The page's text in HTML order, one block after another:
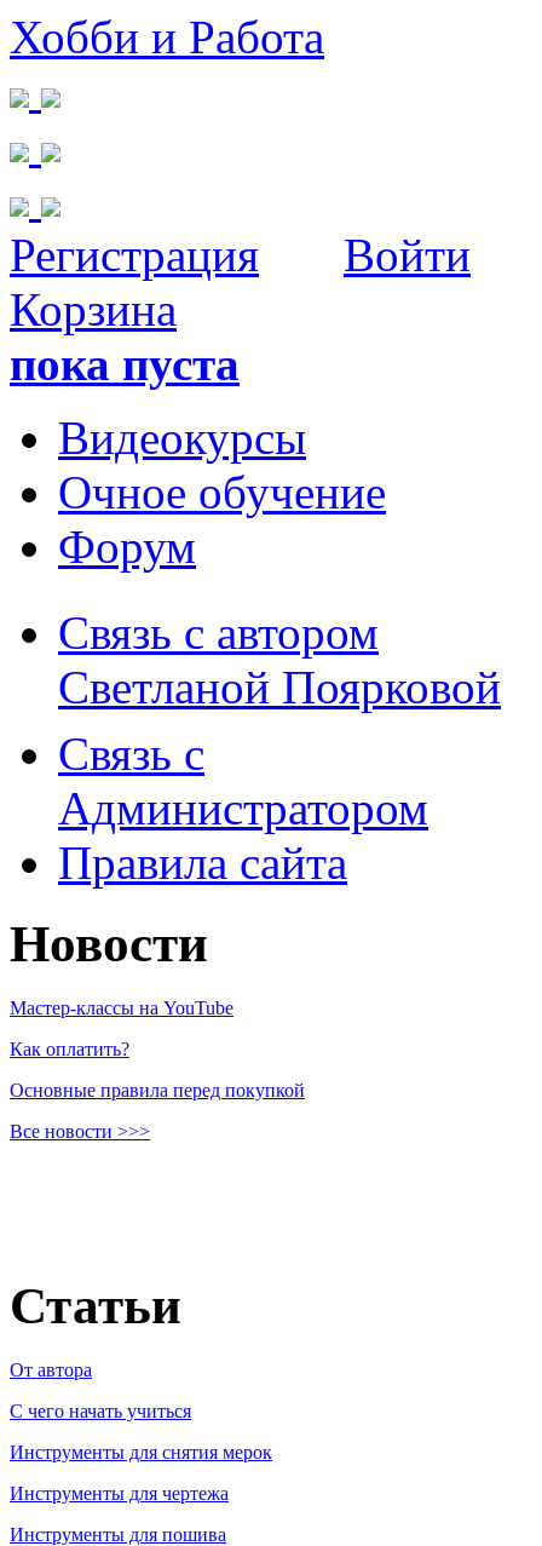
Хобби и Работа
Регистрация
Войти
Корзина
пока пуста
Видеокурсы
Очное обучение
Форум
Связь с автором
Светланой Поярковой
Связь с
Администратором
Правила сайта
Новости
Мастер-классы на YouTube
Как оплатить?
Основные правила перед покупкой
Все новости >>>
Статьи
От автора
C чего начать учиться
Инструменты для снятия мерок
Инструменты для чертежа
Инструменты для пошива